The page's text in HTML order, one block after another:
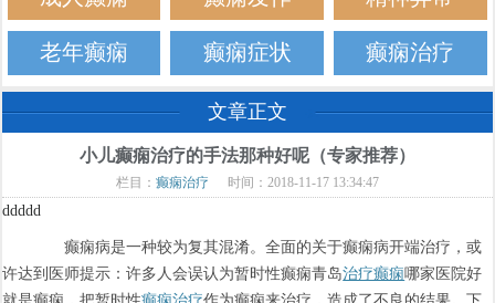
老年癫痫 癫痫症状 癫痫治疗
文章正文
小儿癫痫治疗的手法那种好呢（专家推荐）
栏目： 癫痫治疗 时间：2018-11-17 13:34:47
ddddd
癫痫病是一种较为复其混淆。全面的关于癫痫病开端治疗，或
许达到医师提示：许多人会误认为暂时性癫痫青岛治疗癫痫哪家医院好